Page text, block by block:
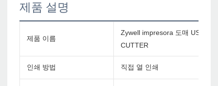
제품 설명
제품 이름
Zywell impresora 도매 USB 직
CUTTER
인쇄 방법 직접 열 인쇄